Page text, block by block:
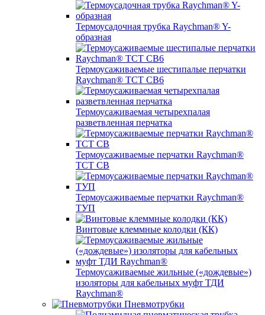
Термоусадочная трубка Raychman® Y-
образная
Термоусаживаемые шестипалые перчатки
Raychman® ТСТ СВ6
Термоусаживаемая четырехпалая
разветвленная перчатка
Термоусаживаемые перчатки Raychman®
TCT CB
Термоусаживаемые перчатки Raychman®
ТУП
Винтовые клеммные колодки (КК)
Термоусаживаемые жильные («дождевые»)
изоляторы для кабельных муфт ТДИ
Raychman®
Пневмотрубки